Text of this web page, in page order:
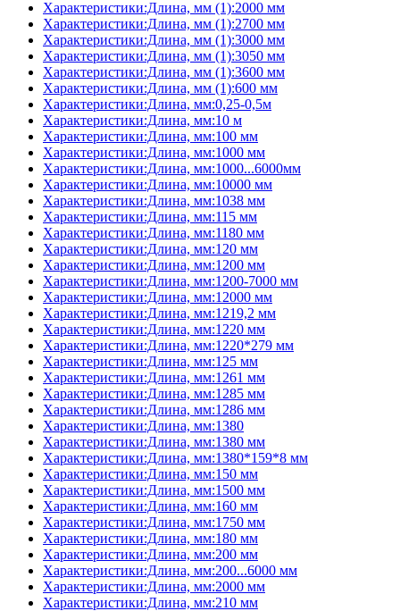
Характеристики:Длина, мм (1):2000 мм
Характеристики:Длина, мм (1):2700 мм
Характеристики:Длина, мм (1):3000 мм
Характеристики:Длина, мм (1):3050 мм
Характеристики:Длина, мм (1):3600 мм
Характеристики:Длина, мм (1):600 мм
Характеристики:Длина, мм:0,25-0,5м
Характеристики:Длина, мм:10 м
Характеристики:Длина, мм:100 мм
Характеристики:Длина, мм:1000 мм
Характеристики:Длина, мм:1000...6000мм
Характеристики:Длина, мм:10000 мм
Характеристики:Длина, мм:1038 мм
Характеристики:Длина, мм:115 мм
Характеристики:Длина, мм:1180 мм
Характеристики:Длина, мм:120 мм
Характеристики:Длина, мм:1200 мм
Характеристики:Длина, мм:1200-7000 мм
Характеристики:Длина, мм:12000 мм
Характеристики:Длина, мм:1219,2 мм
Характеристики:Длина, мм:1220 мм
Характеристики:Длина, мм:1220*279 мм
Характеристики:Длина, мм:125 мм
Характеристики:Длина, мм:1261 мм
Характеристики:Длина, мм:1285 мм
Характеристики:Длина, мм:1286 мм
Характеристики:Длина, мм:1380
Характеристики:Длина, мм:1380 мм
Характеристики:Длина, мм:1380*159*8 мм
Характеристики:Длина, мм:150 мм
Характеристики:Длина, мм:1500 мм
Характеристики:Длина, мм:160 мм
Характеристики:Длина, мм:1750 мм
Характеристики:Длина, мм:180 мм
Характеристики:Длина, мм:200 мм
Характеристики:Длина, мм:200...6000 мм
Характеристики:Длина, мм:2000 мм
Характеристики:Длина, мм:210 мм